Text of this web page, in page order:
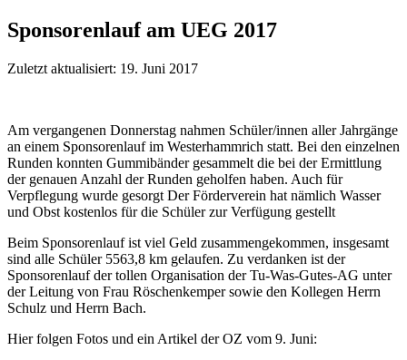
Sponsorenlauf am UEG 2017
Zuletzt aktualisiert: 19. Juni 2017
Am vergangenen Donnerstag nahmen Schüler/innen aller Jahrgänge
an einem Sponsorenlauf im Westerhammrich statt. Bei den einzelnen
Runden konnten Gummibänder gesammelt die bei der Ermittlung
der genauen Anzahl der Runden geholfen haben. Auch für
Verpflegung wurde gesorgt Der Förderverein hat nämlich Wasser
und Obst kostenlos für die Schüler zur Verfügung gestellt
Beim Sponsorenlauf ist viel Geld zusammengekommen, insgesamt
sind alle Schüler 5563,8 km gelaufen. Zu verdanken ist der
Sponsorenlauf der tollen Organisation der Tu-Was-Gutes-AG unter
der Leitung von Frau Röschenkemper sowie den Kollegen Herrn
Schulz und Herrn Bach.
Hier folgen Fotos und ein Artikel der OZ vom 9. Juni: